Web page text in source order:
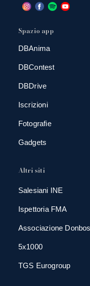
Spazio app
DBAnima
DBContest
DBDrive
Iscrizioni
Fotografie
Gadgets
Altri siti
Salesiani INE
Ispettoria FMA
Associazione
5x1000
TGS Eurogroup